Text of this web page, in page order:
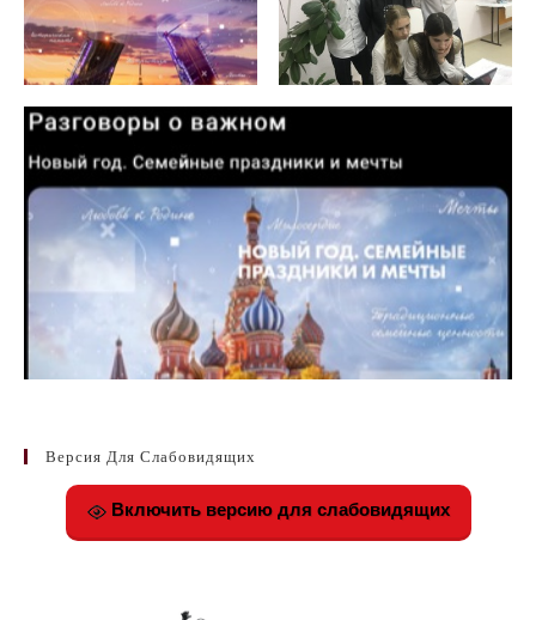
Версия Для Слабовидящих
Включить версию для слабовидящих